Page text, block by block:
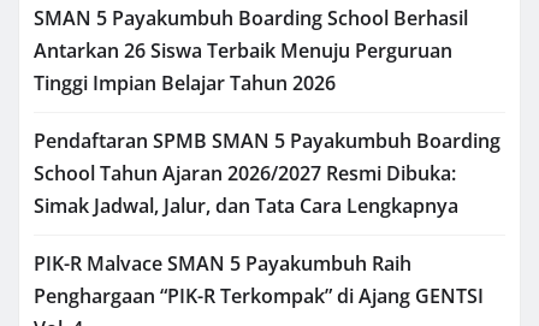
SMAN 5 Payakumbuh Boarding School Berhasil
Antarkan 26 Siswa Terbaik Menuju Perguruan
Tinggi Impian Belajar Tahun 2026
Pendaftaran SPMB SMAN 5 Payakumbuh Boarding
School Tahun Ajaran 2026/2027 Resmi Dibuka:
Simak Jadwal, Jalur, dan Tata Cara Lengkapnya
PIK-R Malvace SMAN 5 Payakumbuh Raih
Penghargaan “PIK-R Terkompak” di Ajang GENTSI